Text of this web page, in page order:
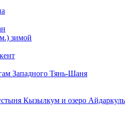
зимой
Западного Тянь-Шаня
Кызылкум и озеро Айдаркуль